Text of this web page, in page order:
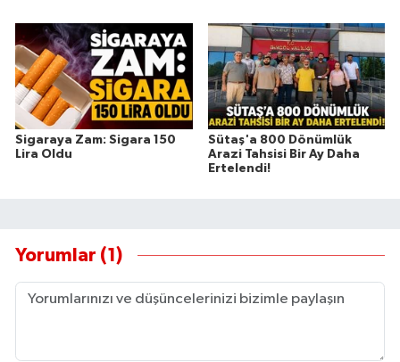
Sigaraya Zam: Sigara 150
Lira Oldu
Sütaş'a 800 Dönümlük
Arazi Tahsisi Bir Ay Daha
Ertelendi!
Yorumlar (1)